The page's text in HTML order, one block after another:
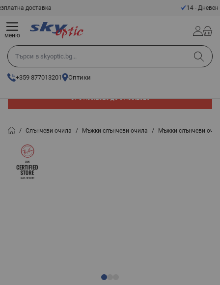
Прескачане към съдържанието
Търси в skyoptic.bg...
+359 877013201 Оптики
меню
от 01.08.2026 до 31.08.2026
/ Слънчеви очила / Мъжки слънчеви очила / Мъжки слънчеви